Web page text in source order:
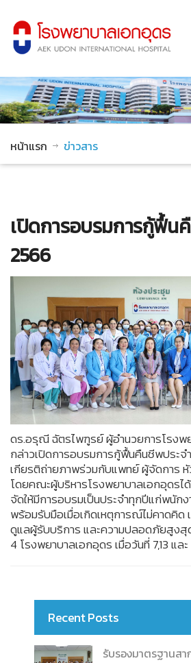
หน้าแรก ข่าวสาร
เปิดการอบรมการกู้ฟื้น
2566
ดร.อรุณี ฉัตรไพฑูรย์ ผู้อำนวยการโรงพ
กล่าวเปิดการอบรมการกู้ฟื้นคืนชีพประจ
เกียรติถ่ายภาพร่วมกับแพทย์ ผู้จัดการ
โดยคณะผู้บริหารโรงพยาบาลเอกอุดรไ
จัดให้มีการอบรมเป็นประจำทุกปีแก่พนักง
พร้อมรับมือเมื่อเกิดเหตุการณ์ไม่คาดคิด
ดูแลผู้รับบริการ และความปลอดภัยสูง
4 โรงพยาบาลเอกอุดร เมื่อวันที่ 7,13 แล
Recent Posts
รับรองมาตรฐานสา